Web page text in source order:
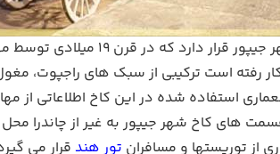
رفته است ترکیبی از سبک های راجپوت،
استفاده شده در این کاخ اطلاعاتی از
از توریستها و مسافران تور هند قرار می